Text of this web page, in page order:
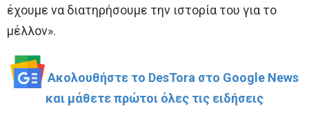
έχουμε να διατηρήσουμε την ιστορία του για το
μέλλον».
Ακολουθήστε το DesTora στο Google News
και μάθετε πρώτοι όλες τις ειδήσεις